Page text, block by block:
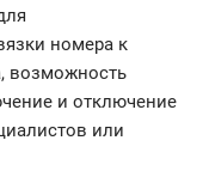
номера к
возможность
и отключение
или